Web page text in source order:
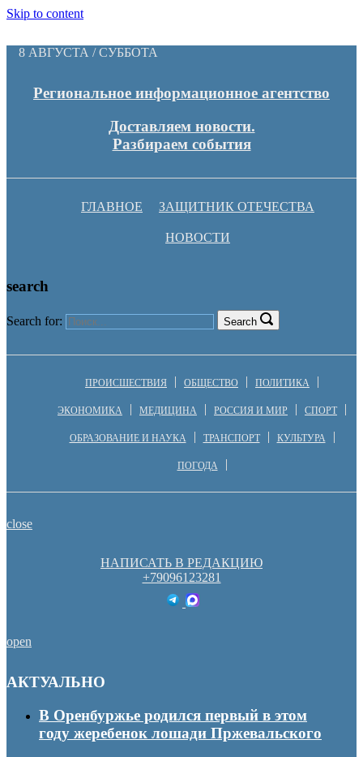
Skip to content
8 АВГУСТА / СУББОТА
Региональное информационное агентство
Доставляем новости.
Разбираем события
ГЛАВНОЕ ЗАЩИТНИК ОТЕЧЕСТВА
НОВОСТИ
search
Search for: Search
ПРОИСШЕСТВИЯ ОБЩЕСТВО ПОЛИТИКА
ЭКОНОМИКА МЕДИЦИНА РОССИЯ И МИР СПОРТ
ОБРАЗОВАНИЕ И НАУКА ТРАНСПОРТ КУЛЬТУРА
ПОГОДА
close
НАПИСАТЬ В РЕДАКЦИЮ
+79096123281
open
АКТУАЛЬНО
В Оренбуржье родился первый в этом
году жеребенок лошади Пржевальского